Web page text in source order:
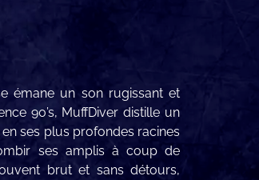
émane un son rugissant et
90’s, MuffDiver distille un
ses plus profondes racines
ses amplis à coup de
brut et sans détours,